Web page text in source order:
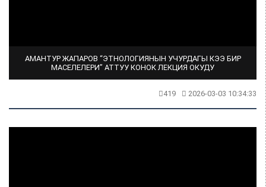
АМАНТУР ЖАПАРОВ “ЭТНОЛОГИЯНЫН УЧУРДАГЫ КЭЭ БИР
МАСЕЛЕЛЕРИ” АТТУУ КОНОК ЛЕКЦИЯ ОКУДУ
419 2026-03-03 10:34:33